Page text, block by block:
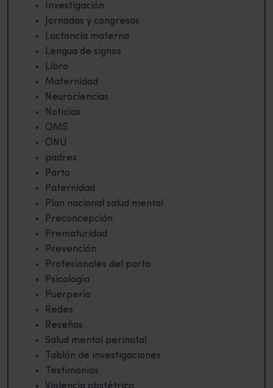
Investigación
Jornadas y congresos
Lactancia materna
Lengua de signos
Libro
Maternidad
Neurociencias
Noticias
OMS
ONU
padres
Parto
Paternidad
Plan nacional salud mental
Preconcepción
Prematuridad
Prevención
Profesionales del parto
Psicologia
Puerperio
Redes
Reseñas
Salud mental perinatal
Tablón de investigaciones
Testimonios
Violencia obstétrica